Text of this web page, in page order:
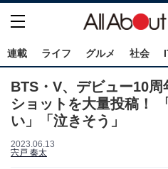
連載 ライフ グルメ 社会
BTS・V、デビュー10
ショットを大量投稿！
い」「泣きそう」
2023.06.13
宍戸 奏太